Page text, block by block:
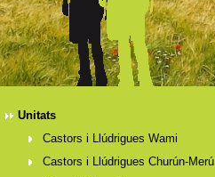
Unitats
Castors i Llúdrigues Wami
Castors i Llúdrigues Churún-Merú